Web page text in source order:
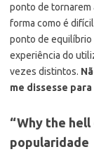
ponto de tornarem
forma como é
ponto de equilíbrio
experiência do
vezes distintos.
me dissesse
“Why the hell
popularidade